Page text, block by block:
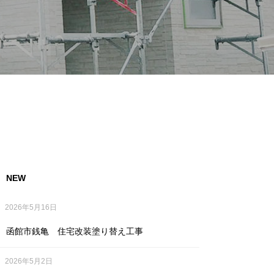
NEW
2026年5月16日
函館市銭亀 住宅改装塗り替え工事
2026年5月2日